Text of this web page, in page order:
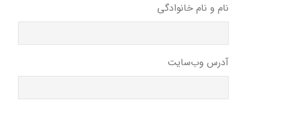
نام و نام خانوادگی
آدرس وب‌سایت